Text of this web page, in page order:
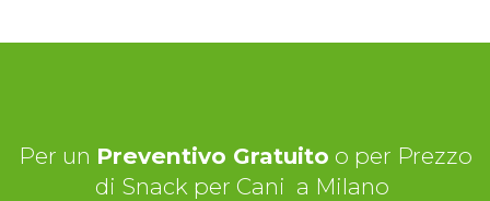
Per un Preventivo Gratuito o per Prezzo
di Snack per Cani a Milano